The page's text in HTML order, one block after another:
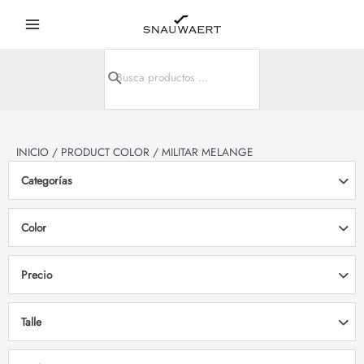
for:
INICIO / PRODUCT COLOR / MILITAR MELANGE
Categorías
Color
Precio
Talle